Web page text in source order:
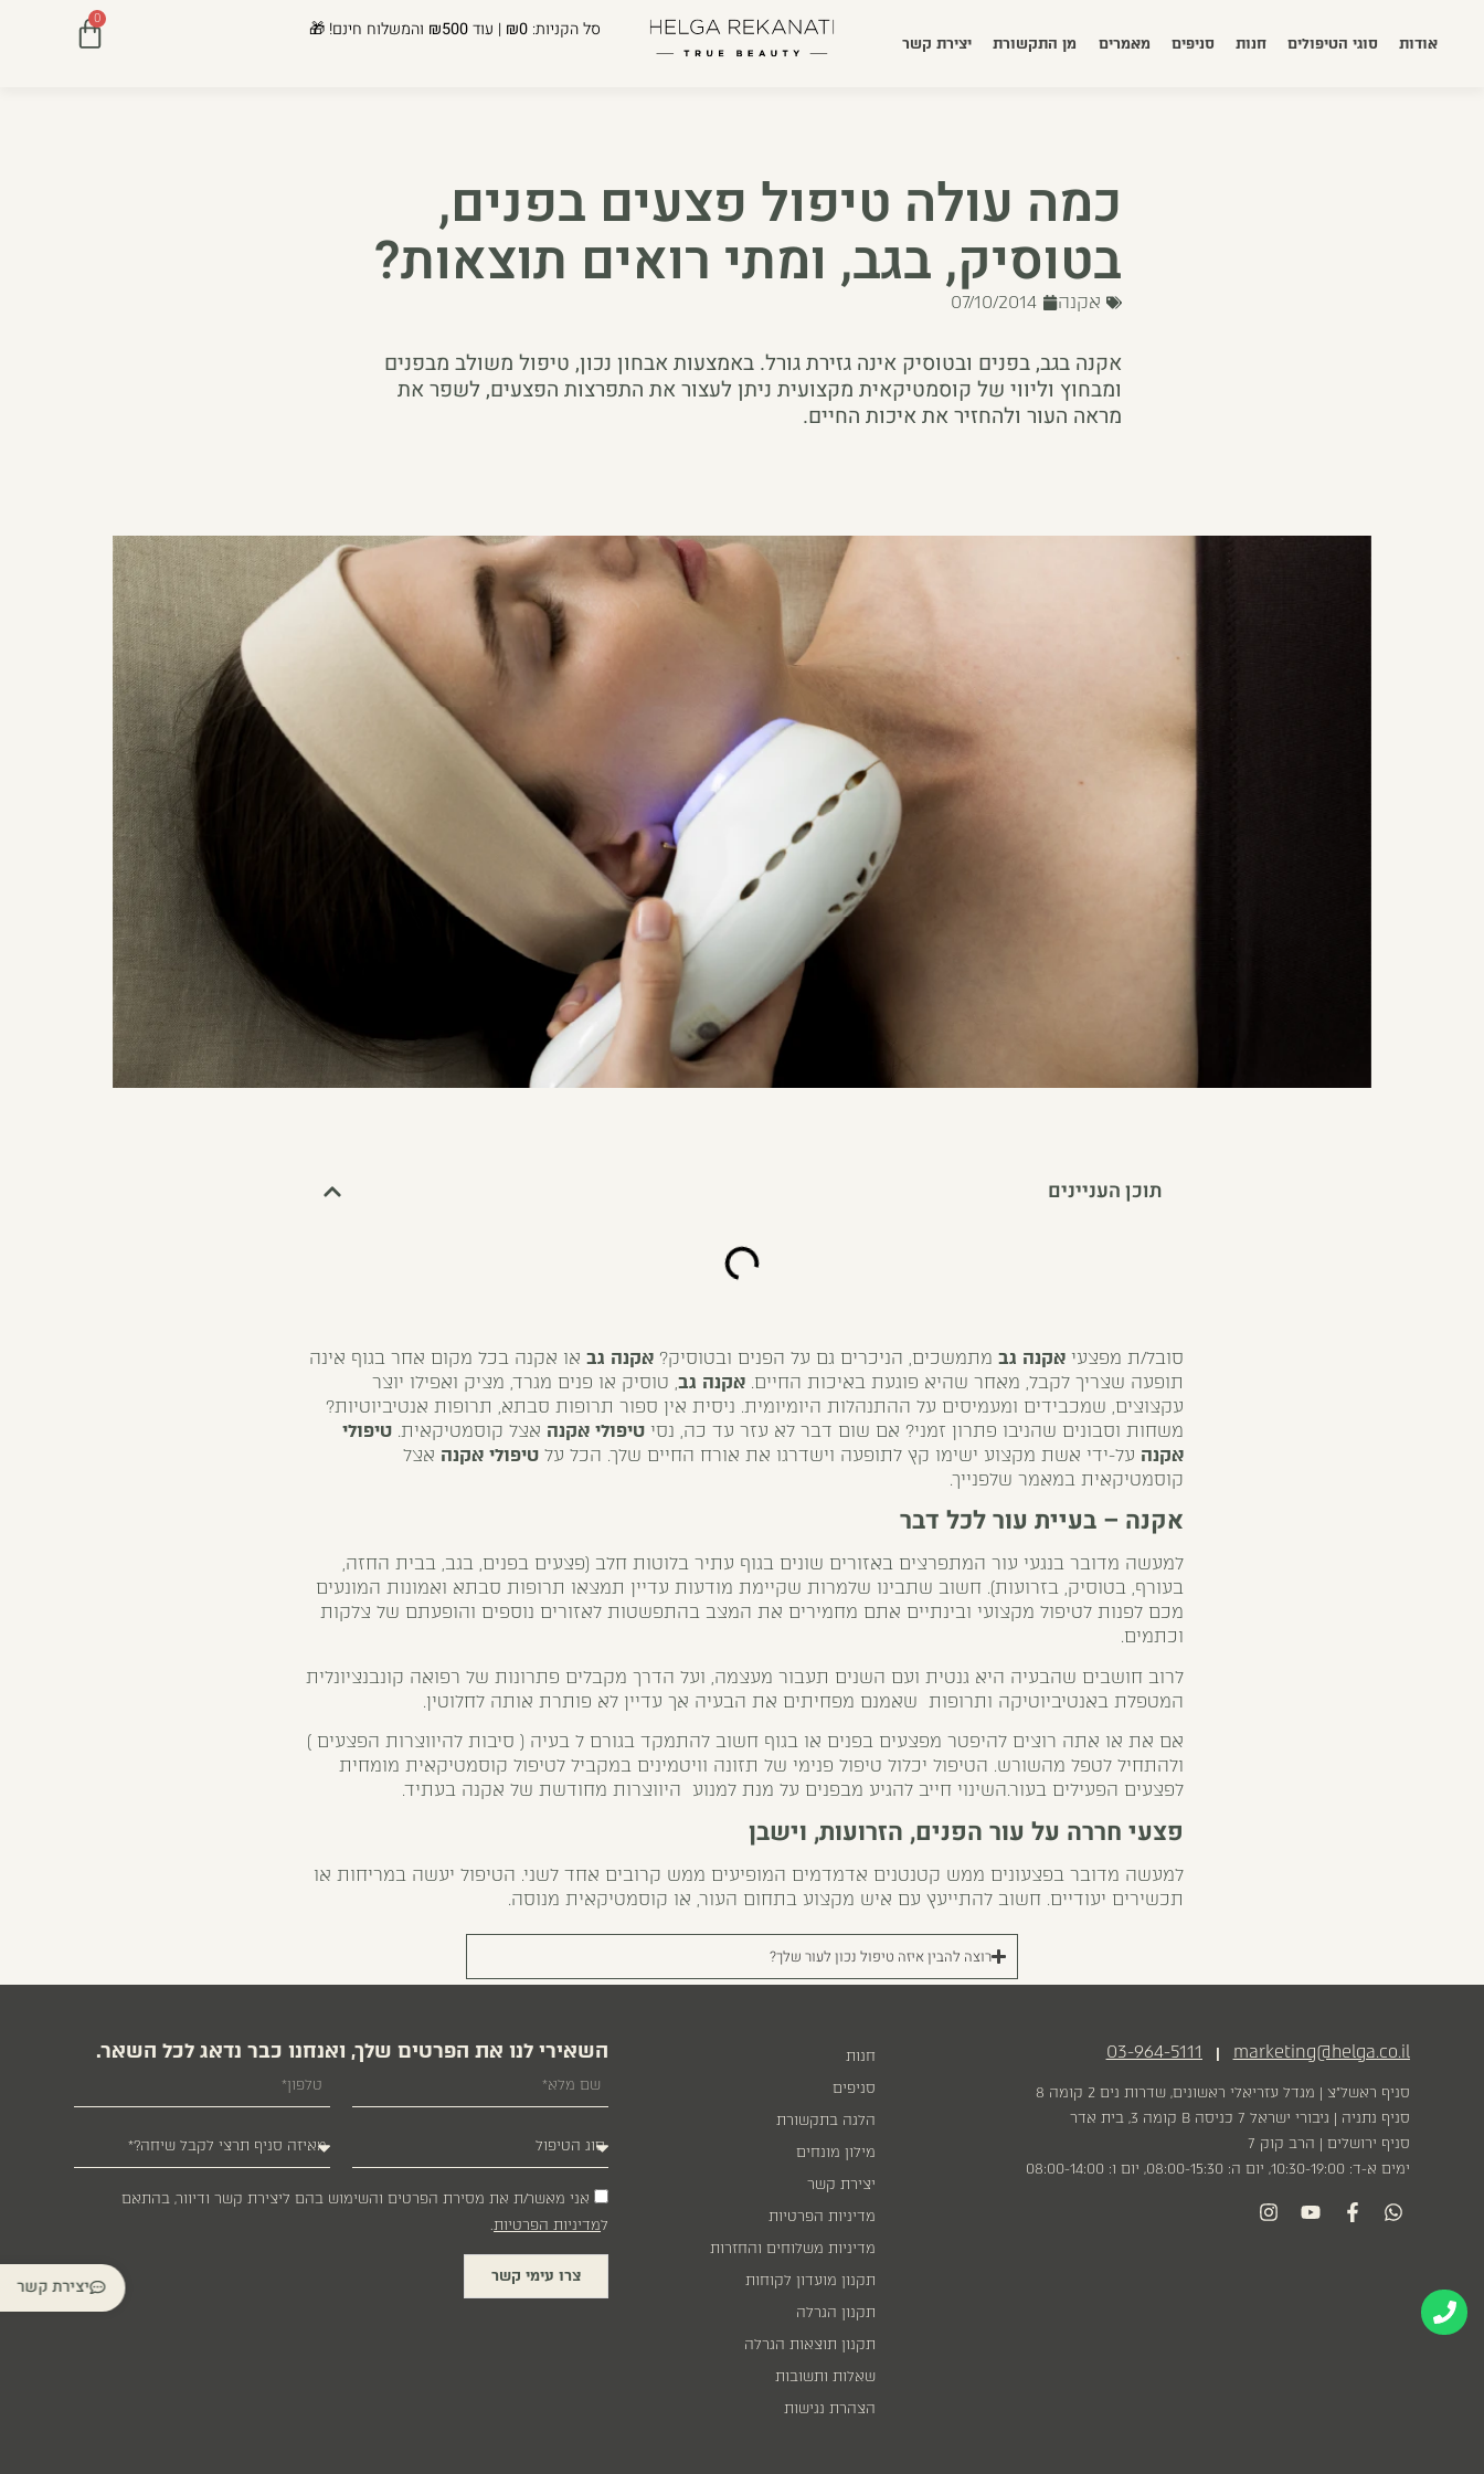
אודות סוגי הטיפולים חנות סניפים מאמרים מן התקשורת יצירת קשר
סל הקניות: ₪0 | עוד₪500 והמשלוח חינם! 🎁 0
כמה עולה טיפול פצעים בפנים,
בטוסיק, בגב, ומתי רואים תוצאות?
אקנה 07/10/2014
אקנה בגב, בפנים ובטוסיק אינה גזירת גורל. באמצעות אבחון נכון, טיפול משולב מבפנים
ומבחוץ וליווי של קוסמטיקאית מקצועית ניתן לעצור את התפרצות הפצעים, לשפר את
מראה העור ולהחזיר את איכות החיים.
תוכן העניינים
סובל/ת מפצעי אקנה גב מתמשכים, הניכרים גם על הפנים ובטוסיק? אקנה גב או אקנה בכל מקום אחר בגוף אינה
תופעה שצריך לקבל, מאחר שהיא פוגעת באיכות החיים. אקנה גב, טוסיק או פנים מגרד, מציק ואפילו יוצר
עקצוצים, שמכבידים ומעמיסים על ההתנהלות היומיומית. ניסית אין ספור תרופות סבתא, תרופות אנטיביוטיות?
משחות וסבונים שהניבו פתרון זמני? אם שום דבר לא עזר עד כה, נסי טיפולי אקנה אצל קוסמטיקאית. טיפולי
אקנה על-ידי אשת מקצוע ישימו קץ לתופעה וישדרגו את אורח החיים שלך. הכל על טיפולי אקנה אצל
קוסמטיקאית במאמר שלפנייך.
אקנה – בעיית עור לכל דבר
למעשה מדובר בנגעי עור המתפרצים באזורים שונים בגוף עתיר בלוטות חלב (פצעים בפנים, בגב, בבית החזה,
בעורף, בטוסיק, בזרועות). חשוב שתבינו שלמרות שקיימת מודעות עדיין תמצאו תרופות סבתא ואמונות המונעים
מכם לפנות לטיפול מקצועי ובינתיים אתם מחמירים את המצב בהתפשטות לאזורים נוספים והופעתם של צלקות
וכתמים.
לרוב חושבים שהבעיה היא גנטית ועם השנים תעבור מעצמה, ועל הדרך מקבלים פתרונות של רפואה קונבנציונלית
המטפלת באנטיביוטיקה ותרופות שאמנם מפחיתים את הבעיה אך עדיין לא פותרת אותה לחלוטין.
אם את או אתה רוצים להיפטר מפצעים בפנים או בגוף חשוב להתמקד בגורם ל בעיה ( סיבות להיווצרות הפצעים )
ולהתחיל לטפל מהשורש. הטיפול יכלול טיפול פנימי של תזונה וויטמינים במקביל לטיפול קוסמטיקאית מומחית
לפצעים הפעילים בעור.השינוי חייב להגיע מבפנים על מנת למנוע היווצרות מחודשת של אקנה בעתיד.
פצעי חררה על עור הפנים, הזרועות, וישבן
למעשה מדובר בפצעונים ממש קטנטנים אדמדמים המופיעים ממש קרובים אחד לשני. הטיפול יעשה במריחות או
תכשירים יעודיים. חשוב להתייעץ עם איש מקצוע בתחום העור, או קוסמטיקאית מנוסה.
רוצה להבין איזה טיפול נכון לעור שלך?
03-964-5111 | marketing@helga.co.il
סניף ראשל״צ | מגדל עזריאלי ראשונים, שדרות נים 2 קומה 8
סניף נתניה | גיבורי ישראל 7 כניסה B קומה 3, בית אדר
סניף ירושלים | הרב קוק 7
ימים א-ד: 10:30-19:00, יום ה: 08:00-15:30, יום ו: 08:00-14:00
חנות
סניפים
הלגה בתקשורת
מילון מונחים
יצירת קשר
מדיניות הפרטיות
מדיניות משלוחים והחזרות
תקנון מועדון לקוחות
תקנון הגרלה
תקנון תוצאות הגרלה
שאלות ותשובות
הצהרת נגישות
השאירי לנו את הפרטים שלך, ואנחנו כבר נדאג לכל השאר.
אני מאשר/ת את מסירת הפרטים והשימוש בהם ליצירת קשר ודיוור, בהתאם
למדיניות הפרטיות.
צרו עימי קשר יצירת קשר